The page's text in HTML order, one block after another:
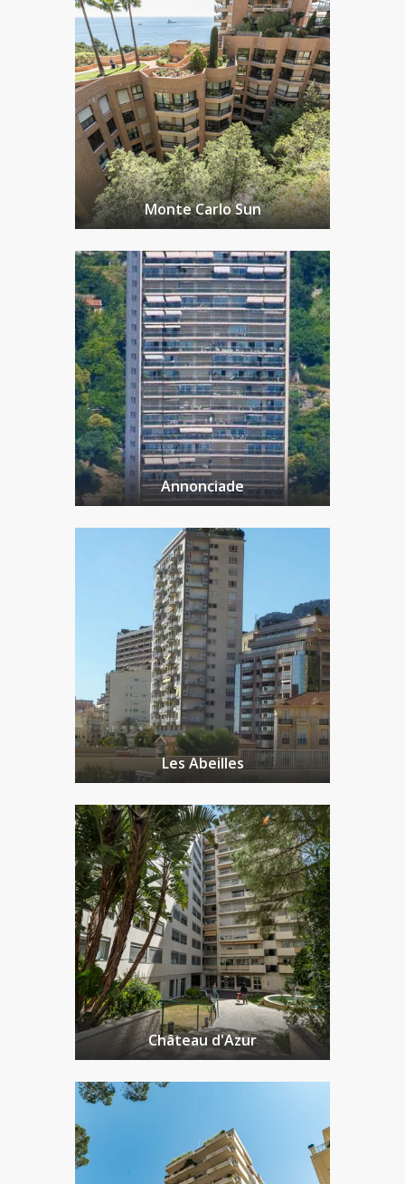
Monte Carlo Sun
Annonciade
Les Abeilles
Château d'Azur